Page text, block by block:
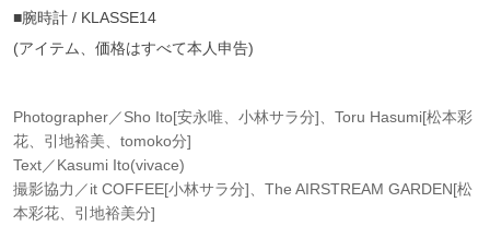
■腕時計 / KLASSE14
(アイテム、価格はすべて本人申告)
Photographer／Sho Ito[安永唯、小林サラ分]、Toru Hasumi[松本彩
花、引地裕美、tomoko分]
Text／Kasumi Ito(vivace)
撮影協力／it COFFEE[小林サラ分]、The AIRSTREAM GARDEN[松
本彩花、引地裕美分]